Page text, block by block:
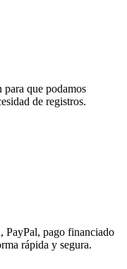
que podamos
de registros.
PayPal, pago financiado
rápida y segura.